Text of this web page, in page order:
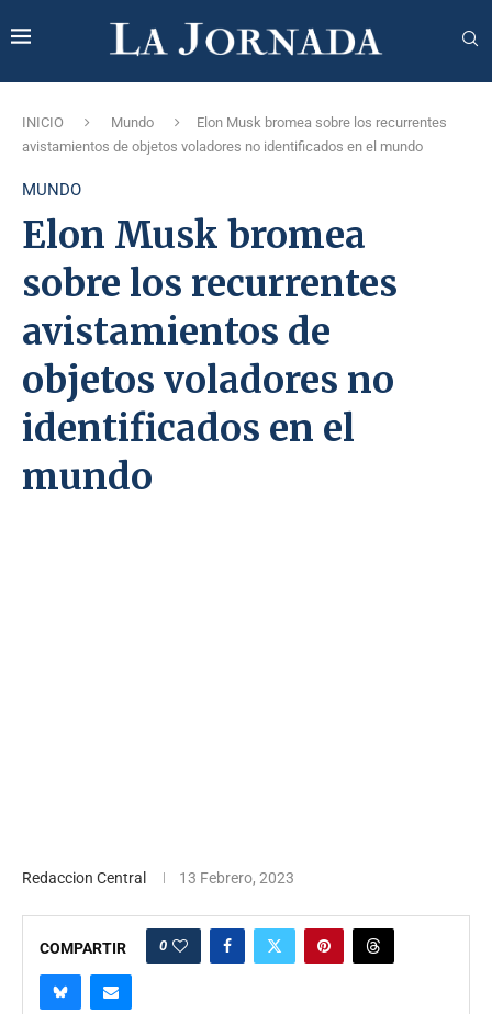
INICIO Mundo
Elon Musk bromea sobre los recurrentes
avistamientos de objetos voladores no identificados en el mundo
MUNDO
Elon Musk bromea
sobre los recurrentes
avistamientos de
objetos voladores no
identificados en el
mundo
Redaccion Central 13 Febrero, 2023
COMPARTIR 0